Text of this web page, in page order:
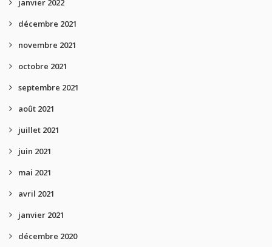
janvier 2022
décembre 2021
novembre 2021
octobre 2021
septembre 2021
août 2021
juillet 2021
juin 2021
mai 2021
avril 2021
janvier 2021
décembre 2020